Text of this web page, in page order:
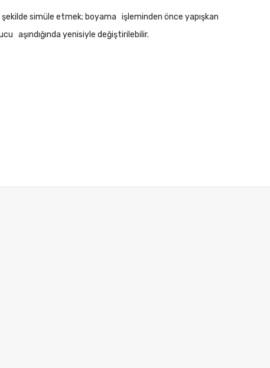
simüle etmek; boyama işleminden önce yapışkan
aşındığında yenisiyle değiştirilebilir.